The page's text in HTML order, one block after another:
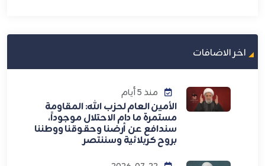
اخر الاضافات
منذ 5 أيام
الأمين العام لحزب الله: المقاومة
مستمرة ما دام الاحتلال موجوداً،
سندافع عن أرضنا وحقوقنا ووطننا
بروح كربلائية وسننتصر